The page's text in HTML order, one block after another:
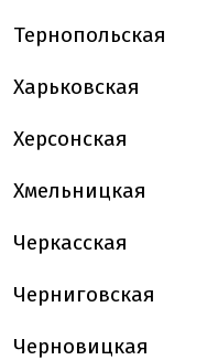
Тернопольская
Харьковская
Херсонская
Хмельницкая
Черкасская
Черниговская
Черновицкая